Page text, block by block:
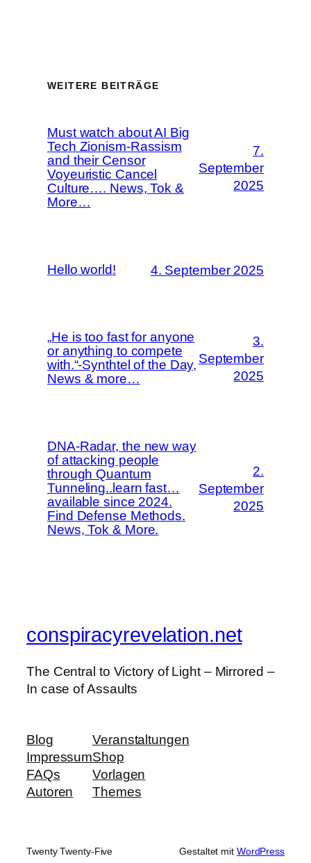
WEITERE BEITRÄGE
Must watch about AI Big
Tech Zionism-Rassism
and their Censor
Voyeuristic Cancel
Culture…. News, Tok &
More…
7.
September
2025
Hello world! 4. September 2025
„He is too fast for anyone
or anything to compete
with.“-Synthtel of the Day,
News & more…
3.
September
2025
DNA-Radar, the new way
of attacking people
through Quantum
Tunneling..learn fast…
available since 2024.
Find Defense Methods.
News, Tok & More.
2.
September
2025
conspiracyrevelation.net
The Central to Victory of Light – Mirrored –
In case of Assaults
Blog
Impressum
FAQs
Autoren
Veranstaltungen
Shop
Vorlagen
Themes
Twenty Twenty-Five Gestaltet mit WordPress